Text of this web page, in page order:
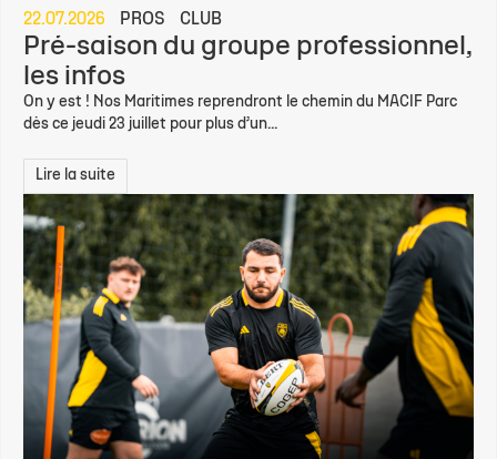
22.07.2026 PROS CLUB
Pré-saison du groupe professionnel,
les infos
On y est ! Nos Maritimes reprendront le chemin du MACIF Parc
dès ce jeudi 23 juillet pour plus d’un...
Lire la suite